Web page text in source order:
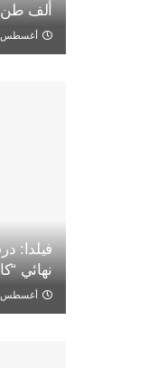
ألف طن
أغسطس 7, 2026
فيلدا:
نهائي
أغسطس 7, 2026